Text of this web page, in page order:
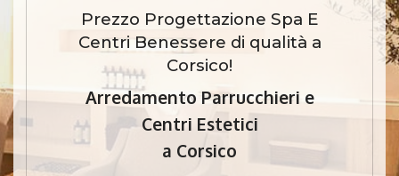
Prezzo Progettazione Spa E
Centri Benessere di qualità a
Corsico!
Arredamento Parrucchieri e
Centri Estetici
a Corsico